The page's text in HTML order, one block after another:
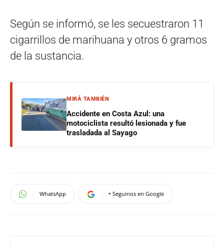
Según se informó, se les secuestraron 11
cigarrillos de marihuana y otros 6 gramos
de la sustancia.
MIRÁ TAMBIÉN
Accidente en Costa Azul: una
motociclista resultó lesionada y fue
trasladada al Sayago
WhatsApp + Seguinos en Google